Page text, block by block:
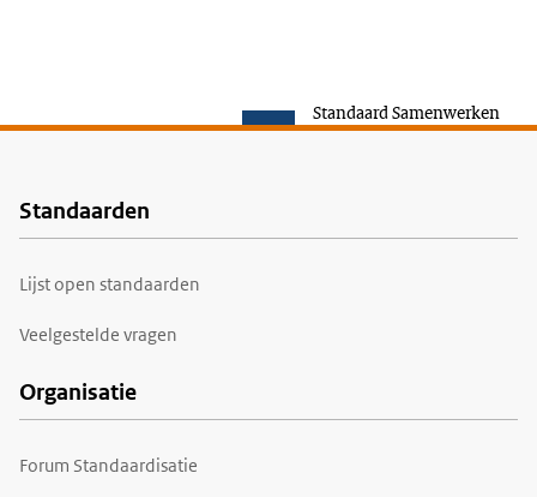
Standaard Samenwerken
Voet
Standaarden
Lijst open standaarden
Veelgestelde vragen
Organisatie
Forum Standaardisatie